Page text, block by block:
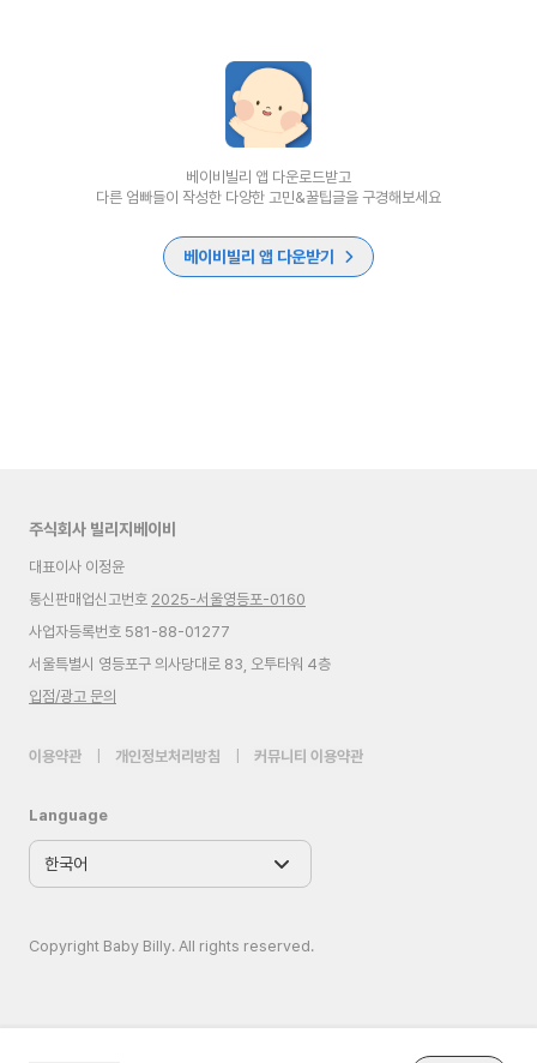
베이비빌리 앱 다운로드받고
다른 엄빠들이 작성한 다양한 고민&꿀팁글을 구경해보세요
베이비빌리 앱 다운받기
주식회사 빌리지베이비
대표이사 이정윤
통신판매업신고번호 2025-서울영등포-0160
사업자등록번호 581-88-01277
서울특별시 영등포구 의사당대로 83, 오투타워 4층
입점/광고 문의
이용약관 개인정보처리방침 커뮤니티 이용약관
Language
Copyright Baby Billy. All rights reserved.